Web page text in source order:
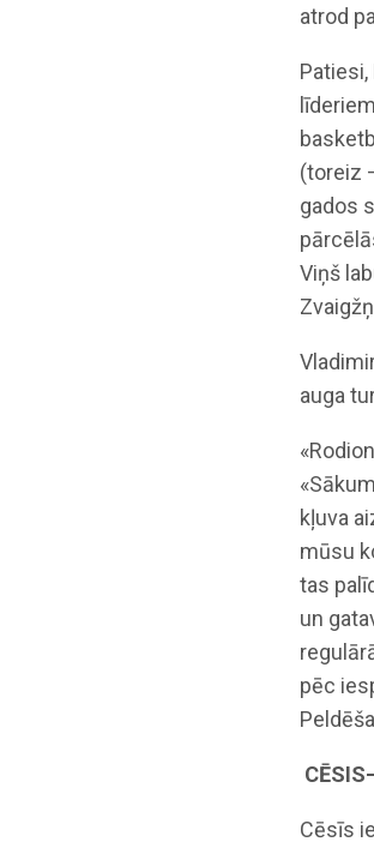
atrod
(toreiz
gados
Viņš
auga
kļuva
mūsu
tas
un
pēc
Cēsīs